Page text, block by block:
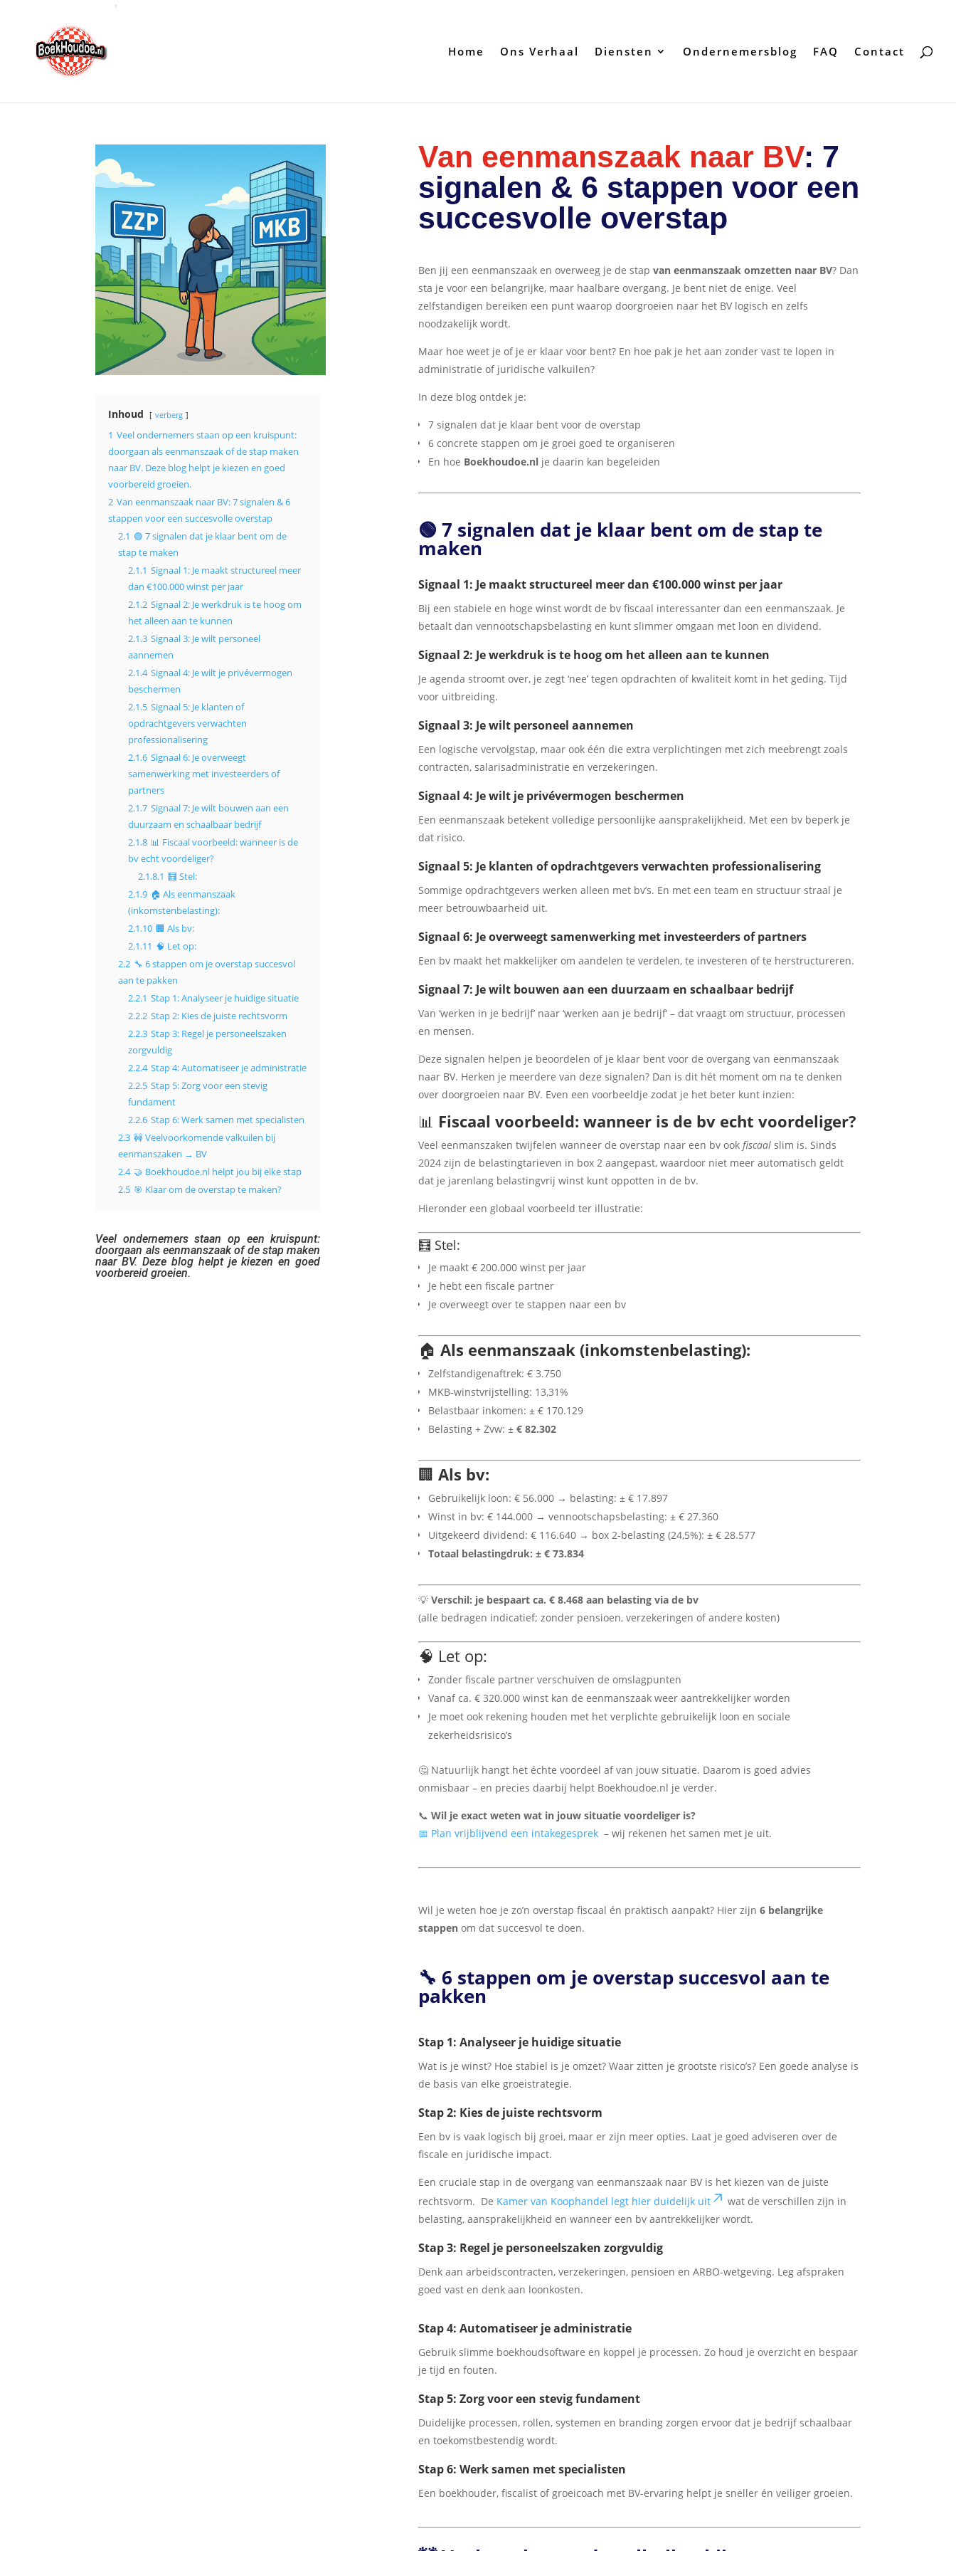
Home Ons Verhaal Diensten Ondernemersblog FAQ Contact
Inhoud verberg
1 Veel ondernemers staan op een kruispunt:
doorgaan als eenmanszaak of de stap maken
naar BV. Deze blog helpt je kiezen en goed
voorbereid groeien.
2 Van eenmanszaak naar BV: 7 signalen & 6
stappen voor een succesvolle overstap
2.1 🟢 7 signalen dat je klaar bent om de
stap te maken
2.1.1 Signaal 1: Je maakt structureel meer
dan €100.000 winst per jaar
2.1.2 Signaal 2: Je werkdruk is te hoog om
het alleen aan te kunnen
2.1.3 Signaal 3: Je wilt personeel
aannemen
2.1.4 Signaal 4: Je wilt je privévermogen
beschermen
2.1.5 Signaal 5: Je klanten of
opdrachtgevers verwachten
professionalisering
2.1.6 Signaal 6: Je overweegt
samenwerking met investeerders of
partners
2.1.7 Signaal 7: Je wilt bouwen aan een
duurzaam en schaalbaar bedrijf
2.1.8 📊 Fiscaal voorbeeld: wanneer is de
bv echt voordeliger?
2.1.8.1 🧮 Stel:
2.1.9 🏠 Als eenmanszaak
(inkomstenbelasting):
2.1.10 🏢 Als bv:
2.1.11 🧠 Let op:
2.2 🔧 6 stappen om je overstap succesvol
aan te pakken
2.2.1 Stap 1: Analyseer je huidige situatie
2.2.2 Stap 2: Kies de juiste rechtsvorm
2.2.3 Stap 3: Regel je personeelszaken
zorgvuldig
2.2.4 Stap 4: Automatiseer je administratie
2.2.5 Stap 5: Zorg voor een stevig
fundament
2.2.6 Stap 6: Werk samen met specialisten
2.3 🚧 Veelvoorkomende valkuilen bij
eenmanszaken → BV
2.4 🤝 Boekhoudoe.nl helpt jou bij elke stap
2.5 🎯 Klaar om de overstap te maken?
Veel ondernemers staan op een kruispunt:
doorgaan als eenmanszaak of de stap maken
naar BV. Deze blog helpt je kiezen en goed
voorbereid groeien.
Van eenmanszaak naar BV: 7
signalen & 6 stappen voor een
succesvolle overstap
Ben jij een eenmanszaak en overweeg je de stapvan eenmanszaak omzetten naar BV? Dan
sta je voor een belangrijke, maar haalbare overgang. Je bent niet de enige. Veel
zelfstandigen bereiken een punt waarop doorgroeien naar het BV logisch en zelfs
noodzakelijk wordt.
Maar hoe weet je of je er klaar voor bent? En hoe pak je het aan zonder vast te lopen in
administratie of juridische valkuilen?
In deze blog ontdek je:
7 signalen dat je klaar bent voor de overstap
6 concrete stappen om je groei goed te organiseren
En hoe Boekhoudoe.nl je daarin kan begeleiden
🟢 7 signalen dat je klaar bent om de stap te
maken
Signaal 1: Je maakt structureel meer dan €100.000 winst per jaar
Bij een stabiele en hoge winst wordt de bv fiscaal interessanter dan een eenmanszaak. Je
betaalt dan vennootschapsbelasting en kunt slimmer omgaan met loon en dividend.
Signaal 2: Je werkdruk is te hoog om het alleen aan te kunnen
Je agenda stroomt over, je zegt ‘nee’ tegen opdrachten of kwaliteit komt in het geding. Tijd
voor uitbreiding.
Signaal 3: Je wilt personeel aannemen
Een logische vervolgstap, maar ook één die extra verplichtingen met zich meebrengt zoals
contracten, salarisadministratie en verzekeringen.
Signaal 4: Je wilt je privévermogen beschermen
Een eenmanszaak betekent volledige persoonlijke aansprakelijkheid. Met een bv beperk je
dat risico.
Signaal 5: Je klanten of opdrachtgevers verwachten professionalisering
Sommige opdrachtgevers werken alleen met bv’s. En met een team en structuur straal je
meer betrouwbaarheid uit.
Signaal 6: Je overweegt samenwerking met investeerders of partners
Een bv maakt het makkelijker om aandelen te verdelen, te investeren of te herstructureren.
Signaal 7: Je wilt bouwen aan een duurzaam en schaalbaar bedrijf
Van ‘werken in je bedrijf’ naar ‘werken aan je bedrijf’ – dat vraagt om structuur, processen
en mensen.
Deze signalen helpen je beoordelen of je klaar bent voor de overgang van eenmanszaak
naar BV. Herken je meerdere van deze signalen? Dan is dit hét moment om na te denken
over doorgroeien naar BV. Even een voorbeeldje zodat je het beter kunt inzien:
📊 Fiscaal voorbeeld: wanneer is de bv echt voordeliger?
Veel eenmanszaken twijfelen wanneer de overstap naar een bv ookfiscaal slim is. Sinds
2024 zijn de belastingtarieven in box 2 aangepast, waardoor niet meer automatisch geldt
dat je jarenlang belastingvrij winst kunt oppotten in de bv.
Hieronder een globaal voorbeeld ter illustratie:
🧮 Stel:
Je maakt € 200.000 winst per jaar
Je hebt een fiscale partner
Je overweegt over te stappen naar een bv
🏠Als eenmanszaak (inkomstenbelasting):
Zelfstandigenaftrek: € 3.750
MKB-winstvrijstelling: 13,31%
Belastbaar inkomen: ± € 170.129
Belasting + Zvw: ±€ 82.302
🏢Als bv:
Gebruikelijk loon: € 56.000 → belasting: ± € 17.897
Winst in bv: € 144.000 → vennootschapsbelasting: ± € 27.360
Uitgekeerd dividend: € 116.640 → box 2-belasting (24,5%): ± € 28.577
Totaal belastingdruk: ± € 73.834
💡Verschil: je bespaart ca. € 8.468 aan belasting via de bv
(alle bedragen indicatief; zonder pensioen, verzekeringen of andere kosten)
🧠 Let op:
Zonder fiscale partner verschuiven de omslagpunten
Vanaf ca. € 320.000 winst kan de eenmanszaak weer aantrekkelijker worden
Je moet ook rekening houden met het verplichte gebruikelijk loon en sociale
zekerheidsrisico’s
🤔 Natuurlijk hangt het échte voordeel af van jouw situatie. Daarom is goed advies
onmisbaar – en precies daarbij helpt Boekhoudoe.nl je verder.
📞Wil je exact weten wat in jouw situatie voordeliger is?
📅 Plan vrijblijvend een intakegesprek – wij rekenen het samen met je uit.
Wil je weten hoe je zo’n overstap fiscaal én praktisch aanpakt? Hier zijn6 belangrijke
stappen om dat succesvol te doen.
🔧 6 stappen om je overstap succesvol aan te
pakken
Stap 1: Analyseer je huidige situatie
Wat is je winst? Hoe stabiel is je omzet? Waar zitten je grootste risico’s? Een goede analyse is
de basis van elke groeistrategie.
Stap 2: Kies de juiste rechtsvorm
Een bv is vaak logisch bij groei, maar er zijn meer opties. Laat je goed adviseren over de
fiscale en juridische impact.
Een cruciale stap in de overgang van eenmanszaak naar BV is het kiezen van de juiste
rechtsvorm. De Kamer van Koophandel legt hier duidelijk uit
wat de verschillen zijn in
belasting, aansprakelijkheid en wanneer een bv aantrekkelijker wordt.
Stap 3: Regel je personeelszaken zorgvuldig
Denk aan arbeidscontracten, verzekeringen, pensioen en ARBO-wetgeving. Leg afspraken
goed vast en denk aan loonkosten.
Stap 4: Automatiseer je administratie
Gebruik slimme boekhoudsoftware en koppel je processen. Zo houd je overzicht en bespaar
je tijd en fouten.
Stap 5: Zorg voor een stevig fundament
Duidelijke processen, rollen, systemen en branding zorgen ervoor dat je bedrijf schaalbaar
en toekomstbestendig wordt.
Stap 6: Werk samen met specialisten
Een boekhouder, fiscalist of groeicoach met BV-ervaring helpt je sneller én veiliger groeien.